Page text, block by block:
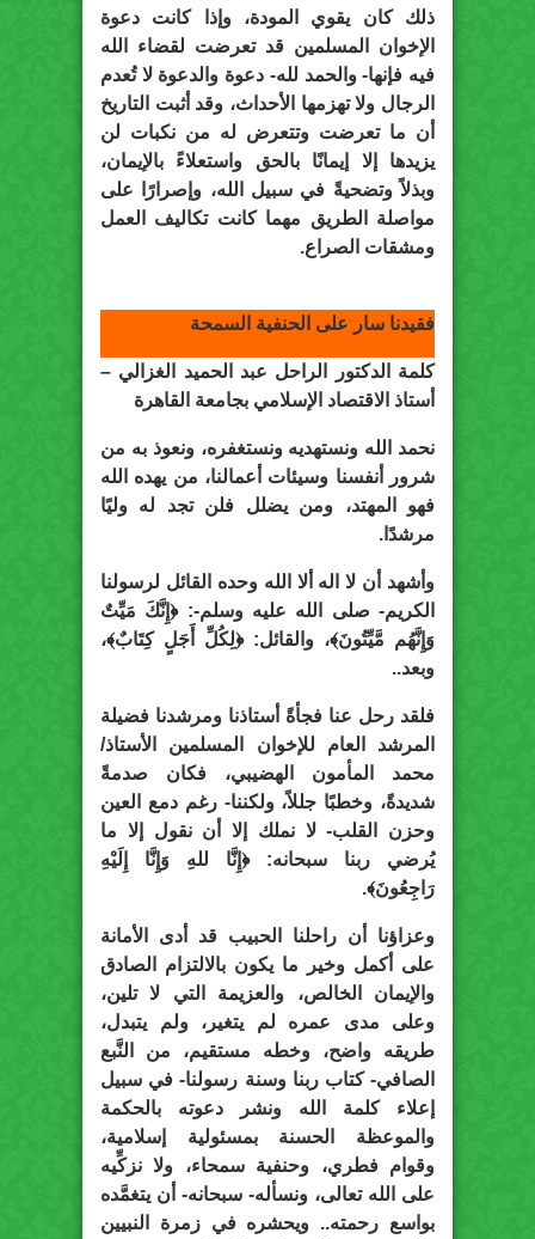
ذلك كان يقوي المودة، وإذا كانت دعوة
الإخوان المسلمين قد تعرضت لقضاء الله
فيه فإنها- والحمد لله- دعوة والدعوة لا تُعدم
الرجال ولا تهزمها الأحداث، وقد أثبت التاريخ
أن ما تعرضت وتتعرض له من نكبات لن
يزيدها إلا إيمانًا بالحق واستعلاءً بالإيمان،
وبذلاً وتضحيةً في سبيل الله، وإصرارًا على
مواصلة الطريق مهما كانت تكاليف العمل
ومشقات الصراع.
فقيدنا سار على الحنفية السمحة
كلمة الدكتور الراحل عبد الحميد الغزالي –
أستاذ الاقتصاد الإسلامي بجامعة القاهرة
نحمد الله ونستهديه ونستغفره، ونعوذ به من
شرور أنفسنا وسيئات أعمالنا، من يهده الله
فهو المهتد، ومن يضلل فلن تجد له وليًا
مرشدًا.
وأشهد أن لا اله ألا الله وحده القائل لرسولنا
الكريم- صلى الله عليه وسلم-: ﴿إِنَّكَ مَيِّتٌ
وَإِنَّهُم مَّيِّتُونَ﴾، والقائل: ﴿لِكُلِّ أَجَلٍ كِتَابٌ﴾،
وبعد..
فلقد رحل عنا فجأةً أستاذنا ومرشدنا فضيلة
المرشد العام للإخوان المسلمين الأستاذ/
محمد المأمون الهضيبي، فكان صدمةً
شديدةً، وخطبًا جللاً، ولكننا- رغم دمع العين
وحزن القلب- لا نملك إلا أن نقول إلا ما
يُرضي ربنا سبحانه: ﴿إِنَّا للهِ وَإِنَّا إِلَيْهِ
رَاجِعُونَ﴾.
وعزاؤنا أن راحلنا الحبيب قد أدى الأمانة
على أكمل وخير ما يكون بالالتزام الصادق
والإيمان الخالص، والعزيمة التي لا تلين،
وعلى مدى عمره لم يتغير، ولم يتبدل،
طريقه واضح، وخطه مستقيم، من النَّبع
الصافي- كتاب ربنا وسنة رسولنا- في سبيل
إعلاء كلمة الله ونشر دعوته بالحكمة
والموعظة الحسنة بمسئولية إسلامية،
وقوام فطري، وحنفية سمحاء، ولا نزكِّيه
على الله تعالى، ونسأله- سبحانه- أن يتغمَّده
بواسع رحمته.. ويحشره في زمرة النبيين